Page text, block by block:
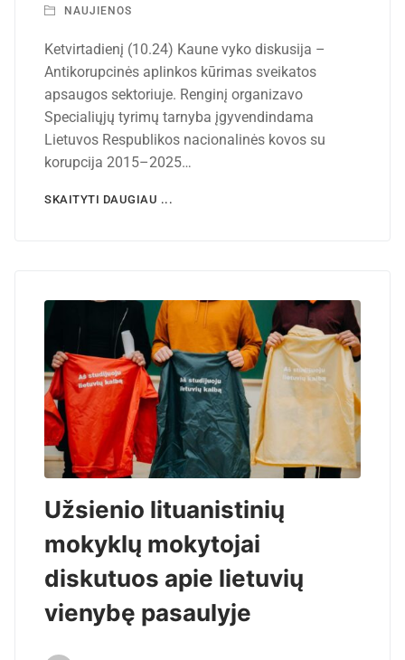
NAUJIENOS
Ketvirtadienį (10.24) Kaune vyko diskusija –
Antikorupcinės aplinkos kūrimas sveikatos
apsaugos sektoriuje. Renginį organizavo
Specialiųjų tyrimų tarnyba įgyvendindama
Lietuvos Respublikos nacionalinės kovos su
korupcija 2015–2025…
SKAITYTI DAUGIAU ...
Užsienio lituanistinių
mokyklų mokytojai
diskutuos apie lietuvių
vienybę pasaulyje